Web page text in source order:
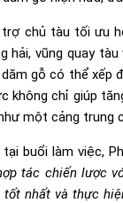
chủ tàu tối ưu
hải, vũng quay
gỗ có thể xếp
không chỉ giúp
một cảng trung
buổi làm việc,
tác chiến lược
nhất và thực